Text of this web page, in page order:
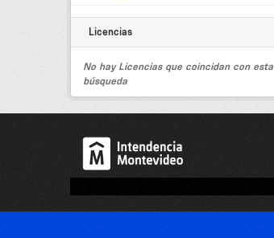
Licencias
No hay Licencias que coincidan con esta
búsqueda